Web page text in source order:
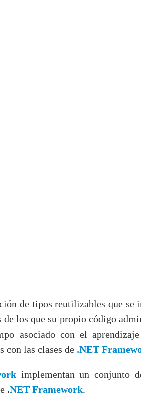
de tipos reutilizables que se
los que su propio código
asociado con el
con las clases de .NET
implementan un conjunto
.NET Framework.